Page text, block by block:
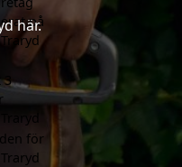
här.
på
3
för